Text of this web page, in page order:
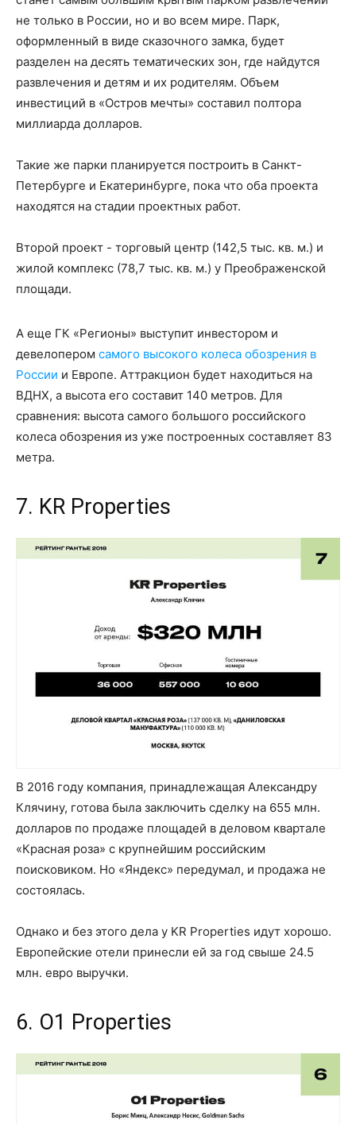
не только в России, но и во всем мире. Парк,
оформленный в виде сказочного замка, будет
разделен на десять тематических зон, где найдутся
развлечения и детям и их родителям. Объем
инвестиций в «Остров мечты» составил полтора
миллиарда долларов.
Такие же парки планируется построить в Санкт-
Петербурге и Екатеринбурге, пока что оба проекта
находятся на стадии проектных работ.
Второй проект - торговый центр (142,5 тыс. кв. м.) и
жилой комплекс (78,7 тыс. кв. м.) у Преображенской
площади.
А еще ГК «Регионы» выступит инвестором и
девелопером самого высокого колеса обозрения в
России и Европе. Аттракцион будет находиться на
ВДНХ, а высота его составит 140 метров. Для
сравнения: высота самого большого российского
колеса обозрения из уже построенных составляет 83
метра.
7. KR Properties
В 2016 году компания, принадлежащая Александру
Клячину, готова была заключить сделку на 655 млн.
долларов по продаже площадей в деловом квартале
«Красная роза» с крупнейшим российским
поисковиком. Но «Яндекс» передумал, и продажа не
состоялась.
Однако и без этого дела у KR Properties идут хорошо.
Европейские отели принесли ей за год свыше 24.5
млн. евро выручки.
6. О1 Properties